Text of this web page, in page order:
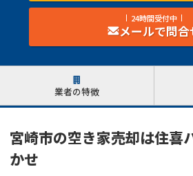
24時間受付中
メールで問合
業者の特徴
宮崎市の空き家売却は住喜
かせ